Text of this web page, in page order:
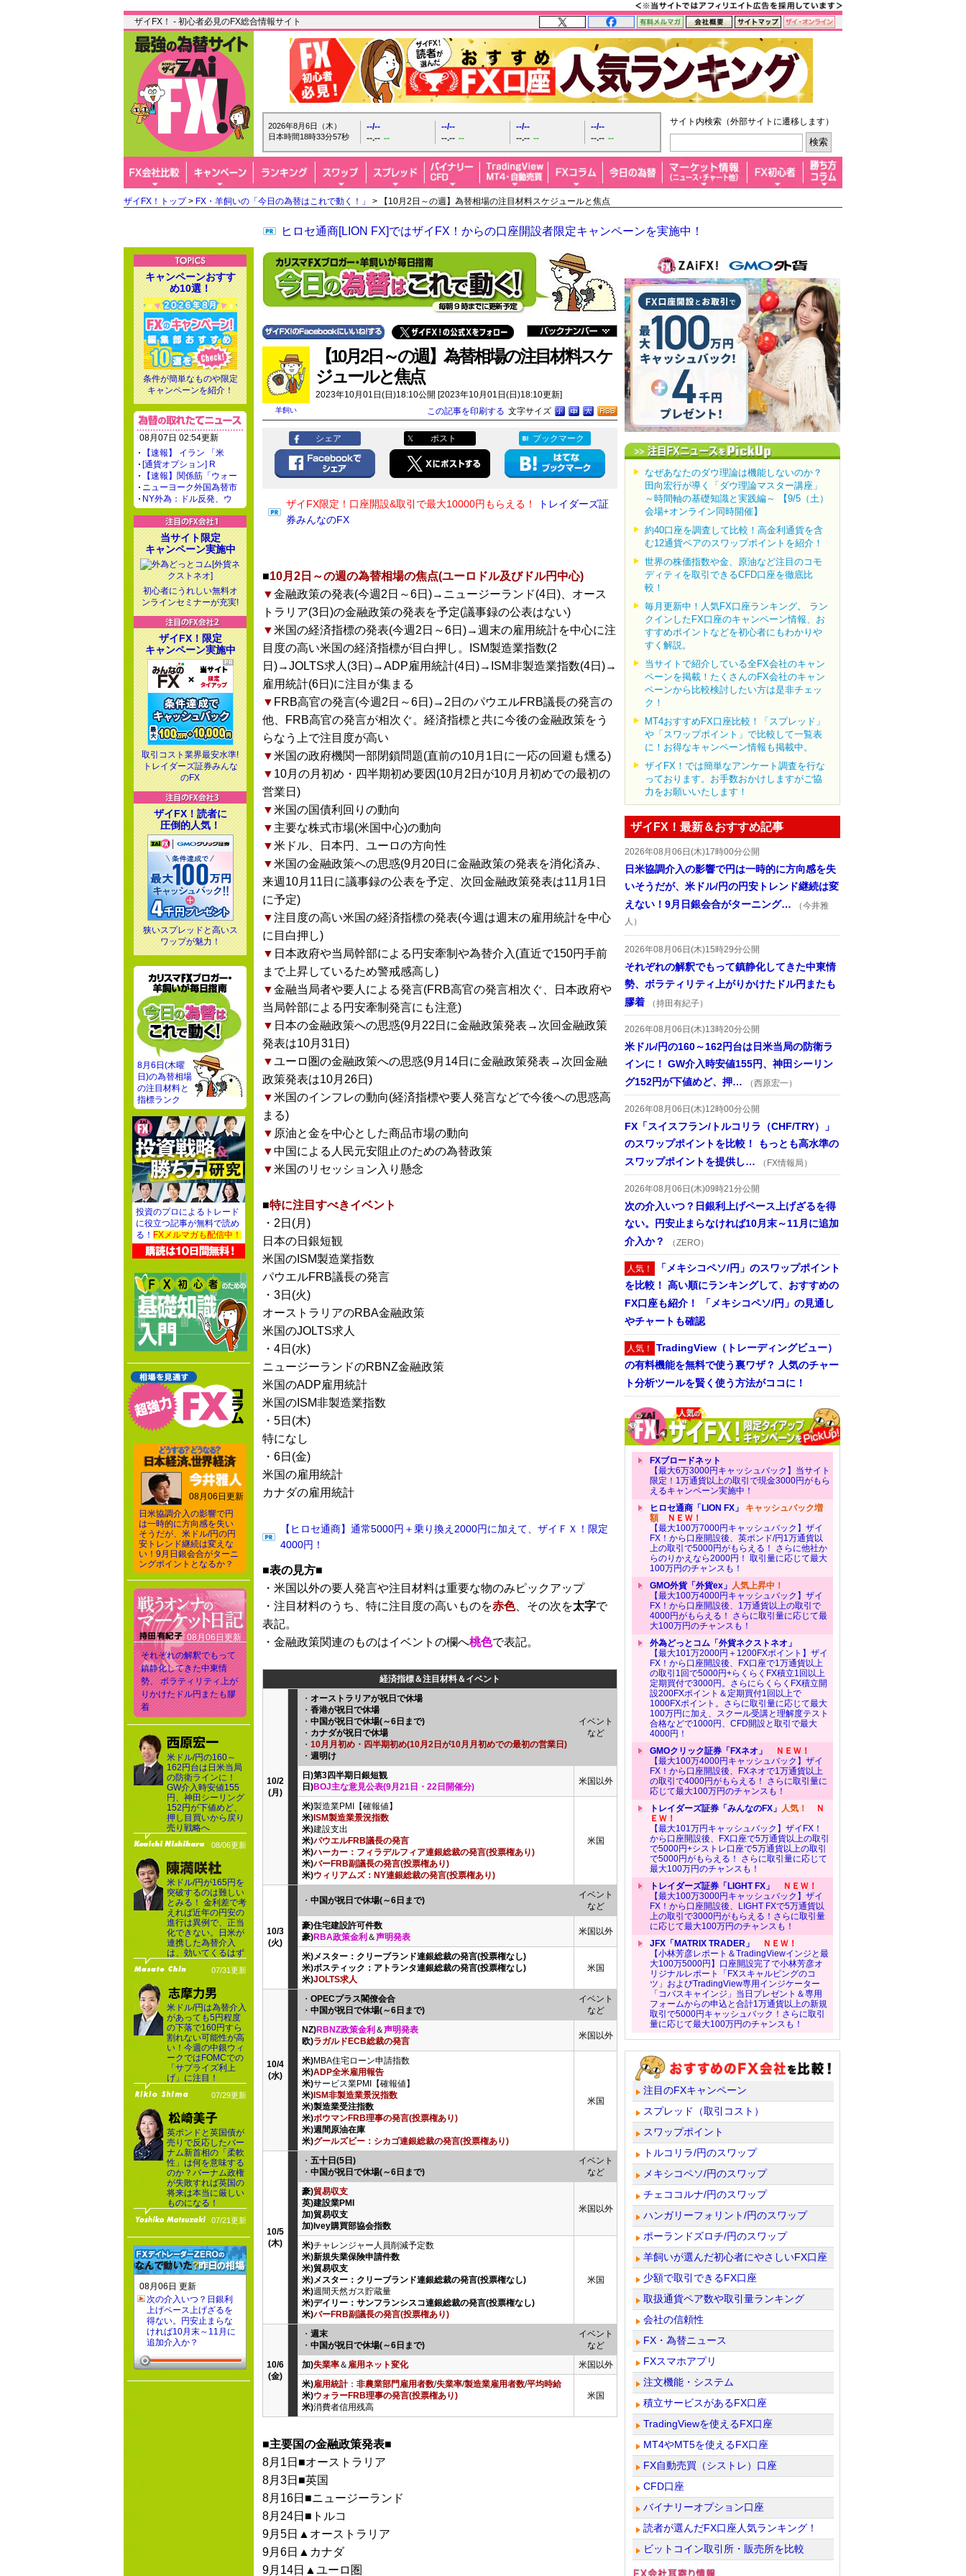
ザイFX！ - 初心者必見のFX総合情報サイト
2026年8月6日（木）
日本時間18時33分59秒
--/--
--.-- --
--/--
--.-- --
--/--
--.-- --
--/--
--.-- --
サイト内検索（外部サイトに遷移します）
ザイFX！トップ> FX・羊飼いの「今日の為替はこれで動く！」 > 【10月2日～の週】為替相場の注目材料スケジュールと焦点
ヒロセ通商[LION FX]ではザイFX！からの口座開設者限定キャンペーンを実施中！
羊飼い
【10月2日～の週】為替相場の注目材料スケ
ジュールと焦点
2023年10月01日(日)18:10公開 [2023年10月01日(日)18:10更新]
文字サイズ
この記事を印刷する
シェア ポスト ブックマーク
ザイFX限定！口座開設&取引で最大10000円もらえる！
トレイダーズ証
券みんなのFX
■10月2日～の週の為替相場の焦点(ユーロドル及びドル円中心)
▼金融政策の発表(今週2日～6日)→ニュージーランド(4日)、オース
トラリア(3日)の金融政策の発表を予定(議事録の公表はない)
▼米国の経済指標の発表(今週2日～6日)→週末の雇用統計を中心に注
目度の高い米国の経済指標が目白押し。ISM製造業指数(2
日)→JOLTS求人(3日)→ADP雇用統計(4日)→ISM非製造業指数(4日)→
雇用統計(6日)に注目が集まる
▼ FRB高官の発言(今週2日～6日)→2日のパウエルFRB議長の発言の
他、FRB高官の発言が相次ぐ。経済指標と共に今後の金融政策をう
らなう上で注目度が高い
▼米国の政府機関一部閉鎖問題(直前の10月1日に一応の回避も燻る)
▼ 10月の月初め・四半期初め要因(10月2日が10月月初めでの最初の
営業日)
▼米国の国債利回りの動向
▼ 主要な株式市場(米国中心)の動向
▼米ドル、日本円、ユーロの方向性
▼米国の金融政策への思惑(9月20日に金融政策の発表を消化済み、
来週10月11日に議事録の公表を予定、次回金融政策発表は11月1日
に予定)
▼注目度の高い米国の経済指標の発表(今週は週末の雇用統計を中心
に目白押し)
▼ 日本政府や当局幹部による円安牽制や為替介入(直近で150円手前
まで上昇しているため警戒感高し)
▼金融当局者や要人による発言(FRB高官の発言相次ぐ、日本政府や
当局幹部による円安牽制発言にも注意)
▼ 日本の金融政策への思惑(9月22日に金融政策発表→次回金融政策
発表は10月31日)
▼ユーロ圏の金融政策への思惑(9月14日に金融政策発表→次回金融
政策発表は10月26日)
▼米国のインフレの動向(経済指標や要人発言などで今後への思惑高
まる)
▼ 原油と金を中心とした商品市場の動向
▼中国による人民元安阻止のための為替政策
▼米国のリセッション入り懸念
■特に注目すべきイベント
・2日(月)
日本の日銀短観
米国のISM製造業指数
パウエルFRB議長の発言
・3日(火)
オーストラリアのRBA金融政策
米国のJOLTS求人
・4日(水)
ニュージーランドのRBNZ金融政策
米国のADP雇用統計
米国のISM非製造業指数
・5日(木)
特になし
・6日(金)
米国の雇用統計
カナダの雇用統計
【ヒロセ通商】通常5000円＋乗り換え2000円に加えて、ザイＦＸ！限定
4000円！
■表の見方■
・米国以外の要人発言や注目材料は重要な物のみピックアップ
・注目材料のうち、特に注目度の高いものを赤色、その次を太字で
表記。
・金融政策関連のものはイベントの欄へ桃色で表記。
経済指標＆注目材料＆イベント
10/2
(月)
・ オーストラリアが祝日で休場
・ 香港が祝日で休場
・ 中国が祝日で休場(～6日まで)
・ カナダが祝日で休場
・ 10月月初め・四半期初め(10月2日が10月月初めでの最初の営業日)
・ 週明け
イベント
など
日)第3四半期日銀短観
日)BOJ主な意見公表(9月21日・22日開催分)
米国以外
米)製造業PMI【確報値】
米) ISM製造業景況指数
米)建設支出
米)パウエルFRB議長の発言
米)ハーカー：フィラデルフィア連銀総裁の発言(投票権あり)
米)バーFRB副議長の発言(投票権あり)
米)ウィリアムズ：NY連銀総裁の発言(投票権あり)
米国
10/3
(火)
・ 中国が祝日で休場(～6日まで)
イベント
など
豪)住宅建設許可件数
豪)RBA政策金利 ＆声明発表
米国以外
米)メスター：クリーブランド連銀総裁の発言(投票権なし)
米)ボスティック：アトランタ連銀総裁の発言(投票権なし)
米)JOLTS求人
米国
10/4
(水)
・ OPECプラス閣僚会合
・ 中国が祝日で休場(～6日まで)
イベント
など
NZ)RBNZ政策金利 ＆声明発表
欧)ラガルドECB総裁の発言
米国以外
米)MBA住宅ローン申請指数
米)ADP全米雇用報告
米)サービス業PMI【確報値】
米) ISM非製造業景況指数
米)製造業受注指数
米)ボウマンFRB理事の発言(投票権あり)
米)週間原油在庫
米)グールズビー：シカゴ連銀総裁の発言(投票権あり)
米国
10/5
(木)
・ 五十日(5日)
・ 中国が祝日で休場(～6日まで)
イベント
など
豪)貿易収支
英)建設業PMI
加)貿易収支
加)Ivey購買部協会指数
米国以外
米)チャレンジャー人員削減予定数
米)新規失業保険申請件数
米)貿易収支
米)メスター：クリーブランド連銀総裁の発言(投票権なし)
米)週間天然ガス貯蔵量
米)デイリー：サンフランシスコ連銀総裁の発言(投票権なし)
米)バーFRB副議長の発言(投票権あり)
米国
10/6
(金)
・ 週末
・ 中国が祝日で休場(～6日まで)
イベント
など
加)失業率＆ 雇用ネット変化
米国以外
米)雇用統計： 非農業部門雇用者数/失業率/製造業雇用者数/平均時給
米)ウォラーFRB理事の発言(投票権あり)
米)消費者信用残高
米国
■主要国の金融政策発表■
8月1日■オーストラリア
8月3日■英国
8月16日■ニュージーランド
8月24日■トルコ
9月5日▲オーストラリア
9月6日▲カナダ
9月14日▲ユーロ圏
なぜあなたのダウ理論は機能しないのか？
田向宏行が導く「ダウ理論マスター講座」
～時間軸の基礎知識と実践編～ 【9/5（土）
会場+オンライン同時開催】
約40口座を調査して比較！高金利通貨を含
む12通貨ペアのスワップポイントを紹介！
世界の株価指数や金、原油など注目のコモ
ディティを取引できるCFD口座を徹底比
較！
毎月更新中！人気FX口座ランキング。 ラン
クインしたFX口座のキャンペーン情報、お
すすめポイントなどを初心者にもわかりや
すく解説。
当サイトで紹介している全FX会社のキャン
ペーンを掲載！たくさんのFX会社のキャン
ペーンから比較検討したい方は是非チェッ
ク！
MT4おすすめFX口座比較！「スプレッド」
や「スワップポイント」で比較して一覧表
に！お得なキャンペーン情報も掲載中。
ザイFX！では簡単なアンケート調査を行な
っております。お手数おかけしますがご協
力をお願いいたします！
ザイFX！最新＆おすすめ記事
2026年08月06日(木)17時00分公開
日米協調介入の影響で円は一時的に方向感を失
いそうだが、米ドル/円の円安トレンド継続は変
えない！9月日銀会合がターニング…
（今井雅
人）
2026年08月06日(木)15時29分公開
それぞれの解釈でもって鎮静化してきた中東情
勢、ボラティリティ上がりかけたドル円またも
膠着
（持田有紀子）
2026年08月06日(木)13時20分公開
米ドル/円の160～162円台は日米当局の防衛ラ
インに！ GW介入時安値155円、神田シーリン
グ152円が下値めど、押…
（西原宏一）
2026年08月06日(木)12時00分公開
FX「スイスフラン/トルコリラ（CHF/TRY）」
のスワップポイントを比較！ もっとも高水準の
スワップポイントを提供し…
（FX情報局）
2026年08月06日(木)09時21分公開
次の介入いつ？日銀利上げペース上げざるを得
ない。円安止まらなければ10月末～11月に追加
介入か？
（ZERO）
人気！ 「メキシコペソ/円」のスワップポイント
を比較！ 高い順にランキングして、おすすめの
FX口座も紹介！ 「メキシコペソ/円」の見通し
やチャートも確認
人気！ TradingView（トレーディングビュー）
の有料機能を無料で使う裏ワザ？ 人気のチャー
ト分析ツールを賢く使う方法がココに！
FXブロードネット
【最大6万3000円キャッシュバック】当サイト
限定！1万通貨以上の取引で現金3000円がもら
えるキャンペーン実施中！
ヒロセ通商「LION FX」 キャッシュバック増
額ＮＥＷ！
【最大100万7000円キャッシュバック】ザイ
FX！から口座開設後、英ポンド/円1万通貨以
上の取引で5000円がもらえる！ さらに他社か
らのりかえなら2000円！ 取引量に応じて最大
100万円のチャンスも！
GMO外貨「外貨ex」 人気上昇中！
【最大100万4000円キャッシュバック】ザイ
FX！から口座開設後、1万通貨以上の取引で
4000円がもらえる！ さらに取引量に応じて最
大100万円のチャンスも！
外為どっとコム「外貨ネクストネオ」
【最大101万2000円＋1200FXポイント】ザイ
FX！から口座開設後、FX口座で1万通貨以上
の取引1回で5000円+らくらくFX積立1回以上
定期買付で3000円。さらにらくらくFX積立開
設200FXポイント＆定期買付1回以上で
1000FXポイント。さらに取引量に応じて最大
100万円に加え、スクール受講と理解度テスト
合格などで1000円、CFD開設と取引で最大
4000円！
GMOクリック証券「FXネオ」
ＮＥＷ！
【最大100万4000円キャッシュバック】ザイ
FX！から口座開設後、FXネオで1万通貨以上
の取引で4000円がもらえる！ さらに取引量に
応じて最大100万円のチャンスも！
トレイダーズ証券「みんなのFX」 人気！
Ｎ
ＥＷ！
【最大101万円キャッシュバック】ザイFX！
から口座開設後、FX口座で5万通貨以上の取引
で5000円+シストレ口座で5万通貨以上の取引
で5000円がもらえる！ さらに取引量に応じて
最大100万円のチャンスも！
トレイダーズ証券「LIGHT FX」
ＮＥＷ！
【最大100万3000円キャッシュバック】ザイ
FX！から口座開設後、LIGHT FXで5万通貨以
上の取引で3000円がもらえる！さらに取引量
に応じて最大100万円のチャンスも！
JFX「MATRIX TRADER」
ＮＥＷ！
【小林芳彦レポート＆TradingViewインジと最
大100万5000円】口座開設完了で小林芳彦オ
リジナルレポート「FXスキャルピングのコ
ツ」およびTradingView専用インジケーター
「コバスキャインジ」当日プレゼント＆専用
フォームからの申込と合計1万通貨以上の新規
取引で5000円キャッシュバック！さらに取引
量に応じて最大100万円のチャンスも！
注目のFXキャンペーン
スプレッド（取引コスト）
スワップポイント
トルコリラ/円のスワップ
メキシコペソ/円のスワップ
チェココルナ/円のスワップ
ハンガリーフォリント/円のスワップ
ポーランドズロチ/円のスワップ
羊飼いが選んだ初心者にやさしいFX口座
少額で取引できるFX口座
取扱通貨ペア数や取引量ランキング
会社の信頼性
FX・為替ニュース
FXスマホアプリ
注文機能・システム
積立サービスがあるFX口座
TradingViewを使えるFX口座
MT4やMT5を使えるFX口座
FX自動売買（シストレ）口座
CFD口座
バイナリーオプション口座
読者が選んだFX口座人気ランキング！
ビットコイン取引所・販売所を比較
キャンペーンおすす
め10選！
条件が簡単なものや限定
キャンペーンを紹介！
08月07日 02:54更新
【速報】 イラン 「米
[通貨オプション] R
【速報】関係筋「ウォー
ニューヨーク外国為替市
NY外為：ドル反発、ウ
当サイト限定
キャンペーン実施中
初心者にうれしい無料オ
ンラインセミナーが充実!
ザイFX！限定
キャンペーン実施中
取引コスト業界最安水準!
トレイダーズ証券みんな
のFX
ザイFX！読者に
圧倒的人気！
狭いスプレッドと高いス
ワップが魅力！
8月6日(木曜
日)の為替相場
の注目材料と
指標ランク
投資のプロによるトレード
に役立つ記事が無料で読め
る！ FXメルマガも配信中！
08月06日更新
日米協調介入の影響で円
は一時的に方向感を失い
そうだが、米ドル/円の円
安トレンド継続は変えな
い！9月日銀会合がターニ
ングポイントとなるか？
08月06日更新
それぞれの解釈でもって
鎮静化してきた中東情
勢、 ボラティリティ上が
りかけたドル円またも膠
着
米ドル/円の160～
162円台は日米当局
の防衛ラインに！
GW介入時安値155
円、神田シーリング
152円が下値めど、
押し目買いから戻り
売り戦略へ
08/06更新
米ドル/円が165円を
突破するのは難しい
とみる！ 金利差で考
えれば近年の円安の
進行は異例で、正当
化できない。日米が
連携した為替介入
は、効いてくるはず
07/31更新
米ドル/円は為替介入
があっても5円程度
の下落で160円すら
割れない可能性が高
い！今週の中銀ウィ
ークではFOMCでの
「サプライズ利上
げ」に注目！
07/29更新
英ポンドと英国債が
売りで反応したバー
ナム新首相の「柔軟
性」は何を意味する
のか？バーナム政権
が失敗すれば英国の
将来は本当に厳しい
ものになる！
07/21更新
08月06日 更新
次の介入いつ？日銀利
上げペース上げざるを
得ない。円安止まらな
ければ10月末～11月に
追加介入か？